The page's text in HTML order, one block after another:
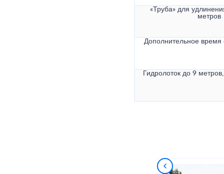
«Труба» для
метров
Дополнительное
Гидролоток до 9